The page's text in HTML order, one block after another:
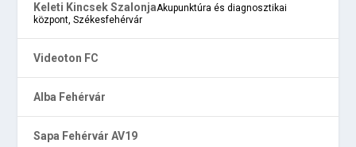
Keleti Kincsek SzalonjaAkupunktúra és diagnosztikai
központ, Székesfehérvár
Videoton FC
Alba Fehérvár
Sapa Fehérvár AV19